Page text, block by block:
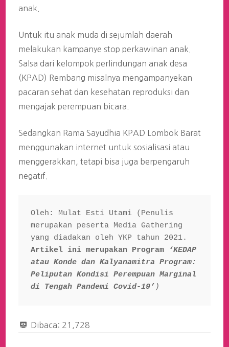
anak.
Untuk itu anak muda di sejumlah daerah
melakukan kampanye stop perkawinan anak.
Salsa dari kelompok perlindungan anak desa
(KPAD) Rembang misalnya mengampanyekan
pacaran sehat dan kesehatan reproduksi dan
mengajak perempuan bicara.
Sedangkan Rama Sayudhia KPAD Lombok Barat
menggunakan internet untuk sosialisasi atau
menggerakkan, tetapi bisa juga berpengaruh
negatif.
Oleh: Mulat Esti Utami (Penulis
merupakan peserta Media Gathering
Artikel ini merupakan Program
‘KEDAP
atau Konde dan Kalyanamitra Program:
Peliputan Kondisi Perempuan Marginal
di Tengah Pandemi Covid-19’ )
Dibaca: 21,728